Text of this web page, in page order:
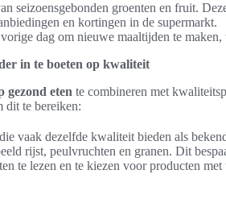
seizoensgebonden groenten en fruit.
en kortingen in de supermarkt.
dag om nieuwe maaltijden te
in te boeten op kwaliteit
gezond eten te combineren met
dit te bereiken:
vaak dezelfde kwaliteit bieden als
rijst, peulvruchten en granen. Dit
te lezen en te kiezen voor producten